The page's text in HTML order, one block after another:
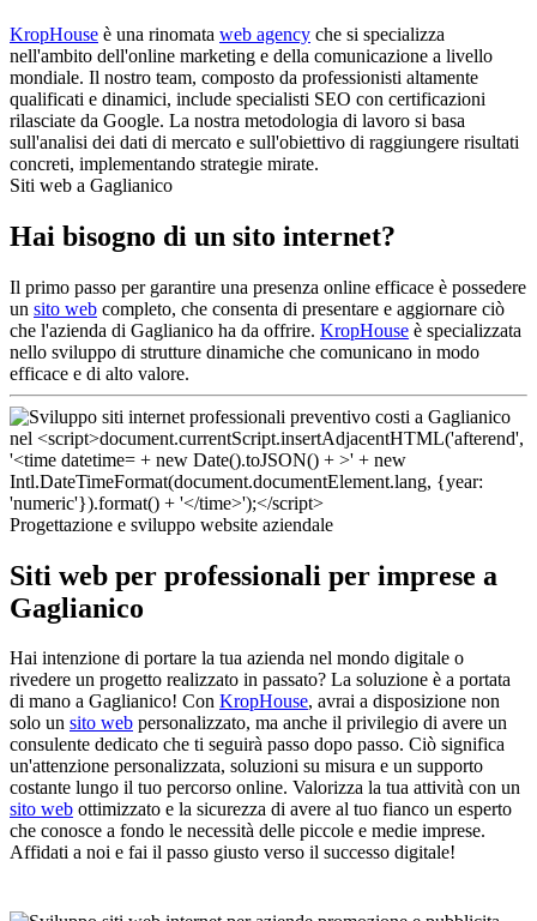
KropHouse è una rinomata web agency che si specializza
nell'ambito dell'online marketing e della comunicazione a livello
mondiale. Il nostro team, composto da professionisti altamente
qualificati e dinamici, include specialisti SEO con certificazioni
rilasciate da Google. La nostra metodologia di lavoro si basa
sull'analisi dei dati di mercato e sull'obiettivo di raggiungere risultati
concreti, implementando strategie mirate.
Siti web a Gaglianico
Hai bisogno di un sito internet?
Il primo passo per garantire una presenza online efficace è possedere
un sito web completo, che consenta di presentare e aggiornare ciò
che l'azienda di Gaglianico ha da offrire. KropHouse è specializzata
nello sviluppo di strutture dinamiche che comunicano in modo
efficace e di alto valore.
Progettazione e sviluppo website aziendale
Siti web per professionali per imprese a
Gaglianico
Hai intenzione di portare la tua azienda nel mondo digitale o
rivedere un progetto realizzato in passato? La soluzione è a portata
di mano a Gaglianico! Con KropHouse, avrai a disposizione non
solo un sito web personalizzato, ma anche il privilegio di avere un
consulente dedicato che ti seguirà passo dopo passo. Ciò significa
un'attenzione personalizzata, soluzioni su misura e un supporto
costante lungo il tuo percorso online. Valorizza la tua attività con un
sito web ottimizzato e la sicurezza di avere al tuo fianco un esperto
che conosce a fondo le necessità delle piccole e medie imprese.
Affidati a noi e fai il passo giusto verso il successo digitale!